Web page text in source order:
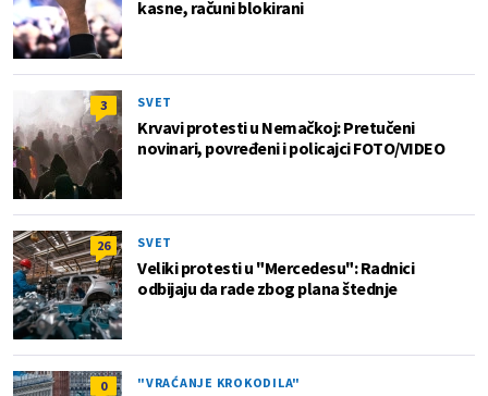
kasne, računi blokirani
3 SVET
Krvavi protesti u Nemačkoj: Pretučeni
novinari, povređeni i policajci FOTO/VIDEO
26 SVET
Veliki protesti u "Mercedesu": Radnici
odbijaju da rade zbog plana štednje
0 "VRAĆANJE KROKODILA"